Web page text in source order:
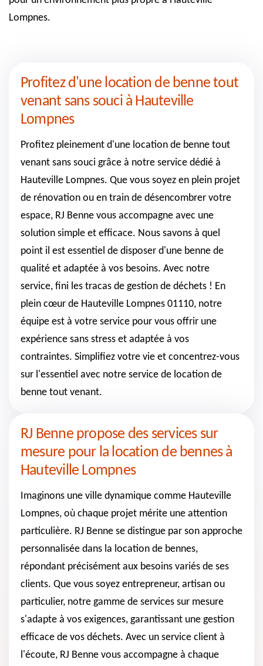
Lompnes.
Profitez d'une location de benne tout
venant sans souci à Hauteville
Lompnes
Profitez pleinement d'une location de benne tout
venant sans souci grâce à notre service dédié à
Hauteville Lompnes. Que vous soyez en plein projet
de rénovation ou en train de désencombrer votre
espace, RJ Benne vous accompagne avec une
solution simple et efficace. Nous savons à quel
point il est essentiel de disposer d'une benne de
qualité et adaptée à vos besoins. Avec notre
service, fini les tracas de gestion de déchets ! En
plein cœur de Hauteville Lompnes 01110, notre
équipe est à votre service pour vous offrir une
expérience sans stress et adaptée à vos
contraintes. Simplifiez votre vie et concentrez-vous
sur l'essentiel avec notre service de location de
benne tout venant.
RJ Benne propose des services sur
mesure pour la location de bennes à
Hauteville Lompnes
Imaginons une ville dynamique comme Hauteville
Lompnes, où chaque projet mérite une attention
particulière. RJ Benne se distingue par son approche
personnalisée dans la location de bennes,
répondant précisément aux besoins variés de ses
clients. Que vous soyez entrepreneur, artisan ou
particulier, notre gamme de services sur mesure
s'adapte à vos exigences, garantissant une gestion
efficace de vos déchets. Avec un service client à
l'écoute, RJ Benne vous accompagne à chaque